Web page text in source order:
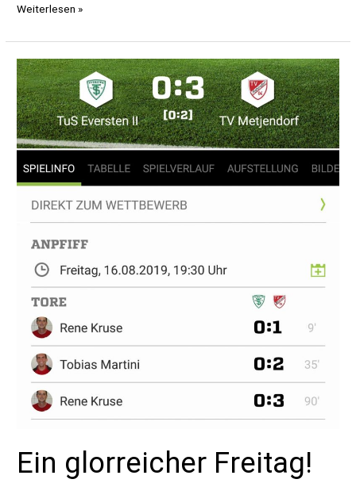
Letztes
unserer
Herren
Weiterlesen »
Ein glorreicher Freitag!